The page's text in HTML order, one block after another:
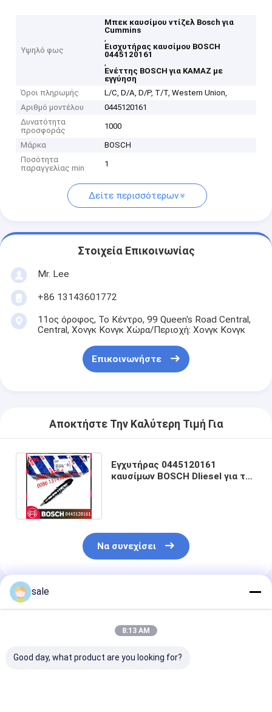
Υψηλό φως
Μπεκ καυσίμου ντίζελ Bosch για
Cummins
,
Εισχυτήρας καυσίμου BOSCH
0445120161
,
Ενέττης BOSCH για KAMAZ με
εγγύηση
Όροι πληρωμής
L/C, D/A, D/P, T/T, Western Union,
Αριθμό μοντέλου
0445120161
Δυνατότητα
προσφοράς
1000
Μάρκα
BOSCH
Ποσότητα
παραγγελίας min
1
Δείτε περισσότερων
Στοιχεία Επικοινωνίας
Mr. Lee
+86 13143601772
11ος όροφος, Το Κέντρο, 99 Queen's Road Central,
Central, Χονγκ Κονγκ Χώρα/Περιοχή: Χονγκ Κονγκ
Επικοινωνήστε
Αποκτήστε Την Καλύτερη Τιμή Για
Εγχυτήρας 0445120161
καυσίμων BOSCH DIiesel για τη
Να συνεχίσει
Συνιστώμενα Προϊόντα
sale
8:13 AM
Good day, what product are you looking for?